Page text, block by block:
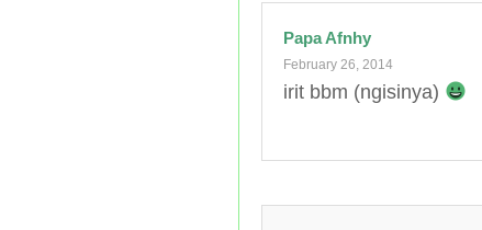
Papa Afnhy
February 26, 2014
irit bbm (ngisinya)